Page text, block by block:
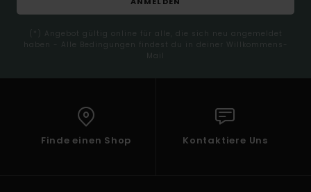
(*) Angebot gültig online für alle, die sich neu angemeldet
haben - Alle Bedingungen findest du in deiner Willkommens-
Mail
Finde einen Shop Kontaktiere Uns